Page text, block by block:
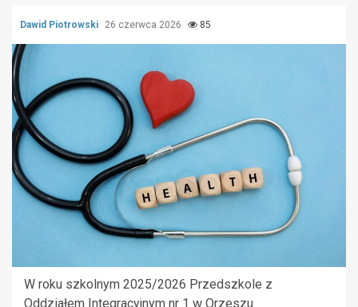
Dawid Piotrowski 26 czerwca 2026 85
W roku szkolnym 2025/2026 Przedszkole z
Oddziałem Integracyjnym nr 1 w Orzeszu